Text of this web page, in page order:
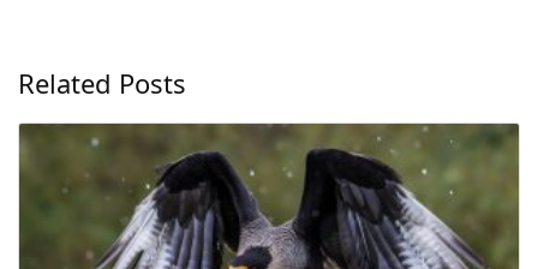
Related Posts